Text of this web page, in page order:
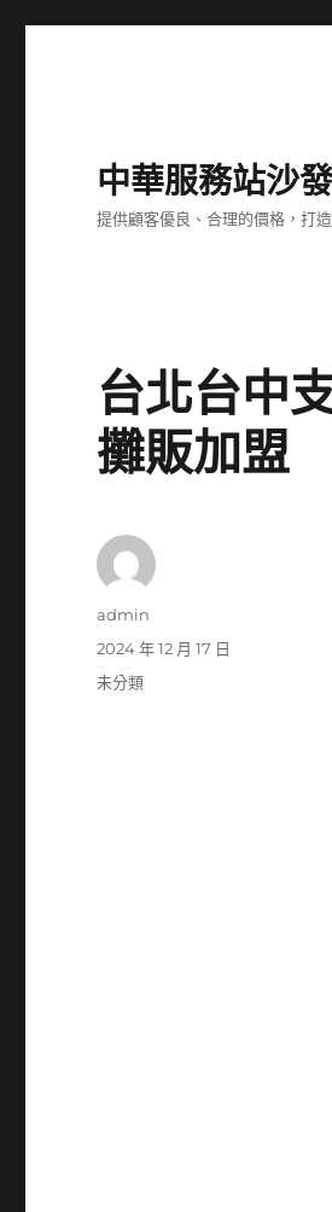
中華服務站沙
提供顧客優良、合理的價格，打
台北台中
攤販加盟
作
admin
發
佈
2024 年 12 月 17 日
分
未分類